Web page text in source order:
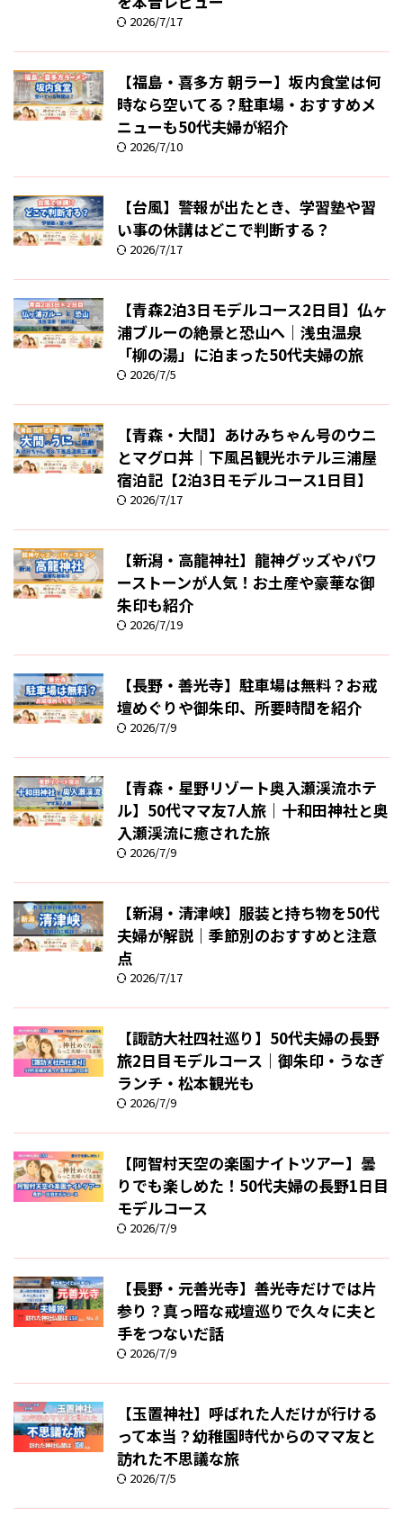
2026/7/17
【福島・喜多方 朝ラー】坂内食堂は何
時なら空いてる？駐車場・おすすめメ
ニューも50代夫婦が紹介
2026/7/10
【台風】警報が出たとき、学習塾や習
い事の休講はどこで判断する？
2026/7/17
【青森2泊3日モデルコース2日目】仏ヶ
浦ブルーの絶景と恐山へ｜浅虫温泉
「柳の湯」に泊まった50代夫婦の旅
2026/7/5
【青森・大間】あけみちゃん号のウニ
とマグロ丼｜下風呂観光ホテル三浦屋
宿泊記【2泊3日モデルコース1日目】
2026/7/17
【新潟・高龍神社】龍神グッズやパワ
ーストーンが人気！お土産や豪華な御
朱印も紹介
2026/7/19
【長野・善光寺】駐車場は無料？お戒
壇めぐりや御朱印、所要時間を紹介
2026/7/9
【青森・星野リゾート奥入瀬渓流ホテ
ル】50代ママ友7人旅｜十和田神社と奥
入瀬渓流に癒された旅
2026/7/9
【新潟・清津峡】服装と持ち物を50代
夫婦が解説｜季節別のおすすめと注意
点
2026/7/17
【諏訪大社四社巡り】50代夫婦の長野
旅2日目モデルコース｜御朱印・うなぎ
ランチ・松本観光も
2026/7/9
【阿智村天空の楽園ナイトツアー】曇
りでも楽しめた！50代夫婦の長野1日目
モデルコース
2026/7/9
【長野・元善光寺】善光寺だけでは片
参り？真っ暗な戒壇巡りで久々に夫と
手をつないだ話
2026/7/9
【玉置神社】呼ばれた人だけが行ける
って本当？幼稚園時代からのママ友と
訪れた不思議な旅
2026/7/5